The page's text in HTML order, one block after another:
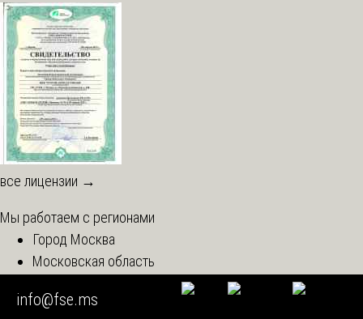
все лицензии →
Мы работаем с регионами
Город Москва
Московская область
Северо-Западный
info@fse.ms